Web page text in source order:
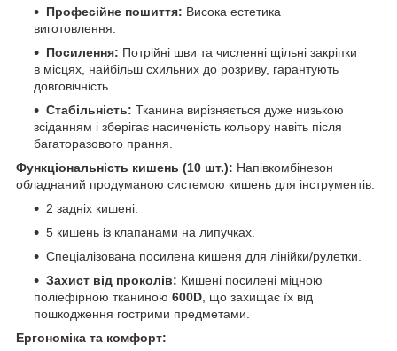
Професійне пошиття: Висока естетика
виготовлення.
Посилення: Потрійні шви та численні щільні закріпки
в місцях, найбільш схильних до розриву, гарантують
довговічність.
Стабільність: Тканина вирізняється дуже низькою
зсіданням і зберігає насиченість кольору навіть після
багаторазового прання.
Функціональність кишень (10 шт.): Напівкомбінезон
обладнаний продуманою системою кишень для інструментів:
2 задніх кишені.
5 кишень із клапанами на липучках.
Спеціалізована посилена кишеня для лінійки/рулетки.
Захист від проколів: Кишені посилені міцною
поліефірною тканиною 600D , що захищає їх від
пошкодження гострими предметами.
Ергономіка та комфорт: